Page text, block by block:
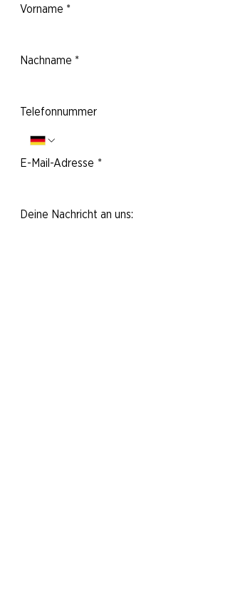
Vorname *
Nachname *
Telefonnummer
E-Mail-Adresse *
Deine Nachricht an uns: